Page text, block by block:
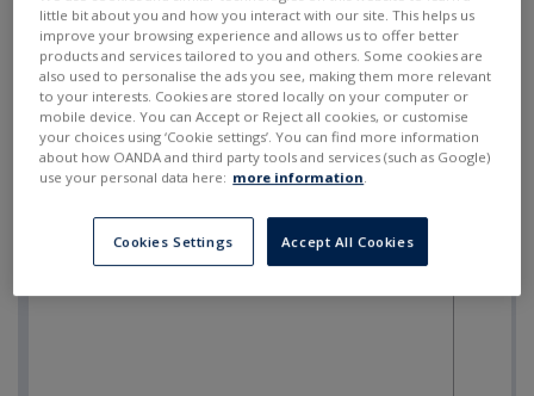
little bit about you and how you interact with our site. This helps us
improve your browsing experience and allows us to offer better
products and services tailored to you and others. Some cookies are
also used to personalise the ads you see, making them more relevant
to your interests. Cookies are stored locally on your computer or
mobile device. You can Accept or Reject all cookies, or customise
your choices using ‘Cookie settings’. You can find more information
about how OANDA and third party tools and services (such as Google)
use your personal data here: more information.
Cookies Settings Accept All Cookies